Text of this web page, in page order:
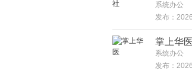
系统办公
发布：
掌上华医
系统办公
发布：